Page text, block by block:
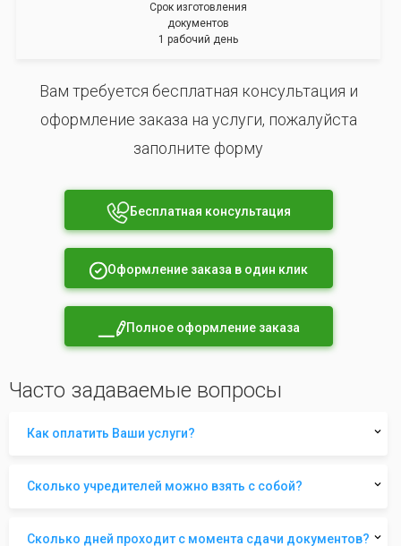
Срок изготовления
документов
1 рабочий день
Вам требуется бесплатная консультация и
оформление заказа на услуги, пожалуйста
заполните форму
Бесплатная консультация
Оформление заказа в один клик
Полное оформление заказа
Часто задаваемые вопросы
Как оплатить Ваши услуги?
Сколько учредителей можно взять с собой?
Сколько дней проходит с момента сдачи документов?